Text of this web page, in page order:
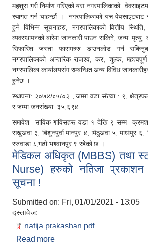
महशुस गरी निर्माण गरिएको यस नगरपालिकाको
स्वागत गर्न चाहन्छौं । नगरपालिकाको यस वेवसाइटबाट
हुने विभिन्न सूचनाहरु, नगरपालिकाको वित्तीय स्थिति,
व्यवस्थापनको बारेमा जानकारी पाउन सकिने, जन्म, मृत्यु,
सिफारिश जस्ता फारामहरु डाउनलोड गर्न
नगरपालिकाको आन्तरिक राजश्व, कर, शुल्क,
नगरपालिका कार्यालयसंग सम्बन्धित अन्य विविध
हुनेछ ।
स्थापना: २०७४/०५/०२ , जम्मा वडा संख्या : ९,
र जम्मा जनसंख्या: ३५,६९४
समावेश साविक गाविसहरू वडा १ देखि ९ सम्म
सखुअवा ३, बिशुनपुर्वा मानपुर ४, मिठुअवा ५, माधोपुर ६,
रजवाडा ८,गढो भगवानपुर ९ रहेको छ ।
मेडिकल अधिकृत (MBBS) तथा
Nurse) हरुको नतिजा प्रकाशन
सूचना !
Submitted on: Fri, 01/01/2021 - 13:05
दस्तावेज:
natija prakashan.pdf
Read more